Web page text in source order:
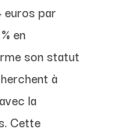
euros par
en
son statut
à
la
Cette